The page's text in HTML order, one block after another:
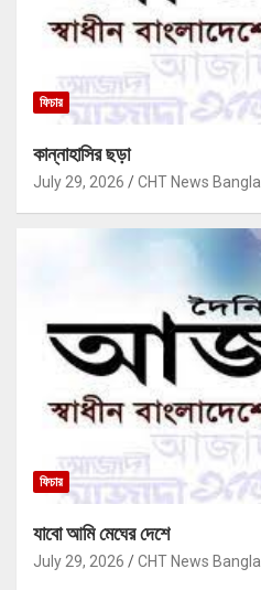
ফিচার
কান্নাহাসির ছড়া
July 29, 2026 CHT News Bangla
ফিচার
যাবো আমি মেঘের দেশে
July 29, 2026 CHT News Bangla